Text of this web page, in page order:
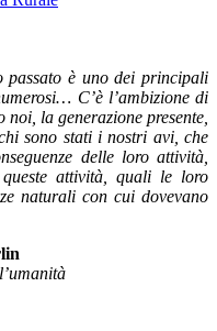
è uno dei principali
C’è l’ambizione di
la generazione presente,
sono stati i nostri avi, che
delle loro attività,
attività, quali le loro
naturali con cui dovevano